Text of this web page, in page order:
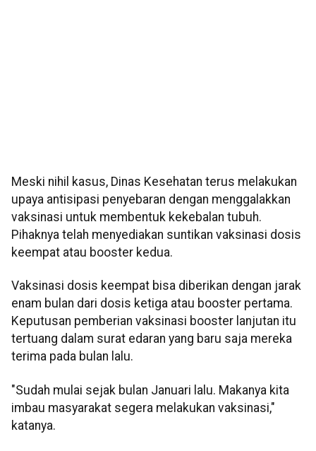
Meski nihil kasus, Dinas Kesehatan terus melakukan
upaya antisipasi penyebaran dengan menggalakkan
vaksinasi untuk membentuk kekebalan tubuh.
Pihaknya telah menyediakan suntikan vaksinasi dosis
keempat atau booster kedua.
Vaksinasi dosis keempat bisa diberikan dengan jarak
enam bulan dari dosis ketiga atau booster pertama.
Keputusan pemberian vaksinasi booster lanjutan itu
tertuang dalam surat edaran yang baru saja mereka
terima pada bulan lalu.
"Sudah mulai sejak bulan Januari lalu. Makanya kita
imbau masyarakat segera melakukan vaksinasi,"
katanya.